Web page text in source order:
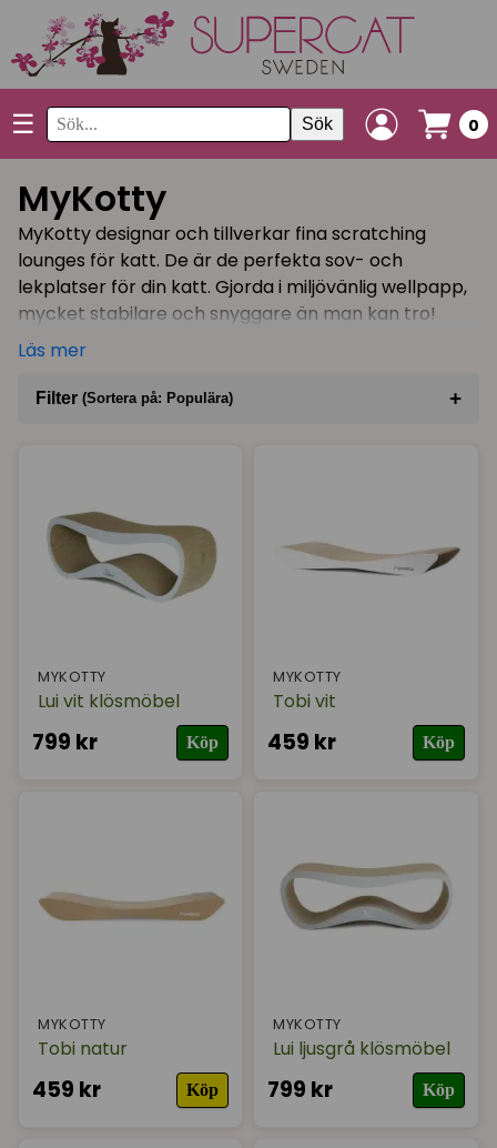
☰ Sök 0
MyKotty
MyKotty designar och tillverkar fina scratching
lounges för katt. De är de perfekta sov- och
lekplatser för din katt. Gjorda i miljövänlig wellpapp,
mycket stabilare och snyggare än man kan tro!
Materialet har en perfekt struktur för att locka din
vilket gör att din katt kommer gilla att sova på sin
för både djur och människor.
Klösmöbler till din katt av riktigt bra kvalité i modern
design!
Läs mer
Filter (Sortera på: Populära) +
MYKOTTY
Lui vit klösmöbel
799 kr Köp
MYKOTTY
Tobi vit
459 kr Köp
MYKOTTY
Tobi natur
459 kr Köp
MYKOTTY
Lui ljusgrå klösmöbel
799 kr Köp